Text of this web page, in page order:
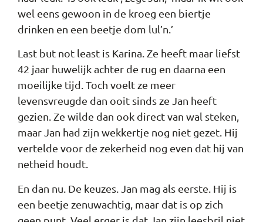
wel eens gewoon in de kroeg een biertje
drinken en een beetje dom lul’n.’
Last but not least is Karina. Ze heeft maar liefst
42 jaar huwelijk achter de rug en daarna een
moeilijke tijd. Toch voelt ze meer
levensvreugde dan ooit sinds ze Jan heeft
gezien. Ze wilde dan ook direct van wal steken,
maar Jan had zijn wekkertje nog niet gezet. Hij
vertelde voor de zekerheid nog even dat hij van
netheid houdt.
En dan nu. De keuzes. Jan mag als eerste. Hij is
een beetje zenuwachtig, maar dat is op zich